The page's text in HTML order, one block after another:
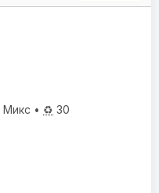
Микс • ♻️ 30